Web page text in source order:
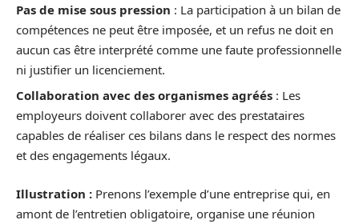
Pas de mise sous pression : La participation à un bilan de
compétences ne peut être imposée, et un refus ne doit en
aucun cas être interprété comme une faute professionnelle
ni justifier un licenciement.
Collaboration avec des organismes agréés : Les
employeurs doivent collaborer avec des prestataires
capables de réaliser ces bilans dans le respect des normes
et des engagements légaux.
Illustration : Prenons l’exemple d’une entreprise qui, en
amont de l’entretien obligatoire, organise une réunion